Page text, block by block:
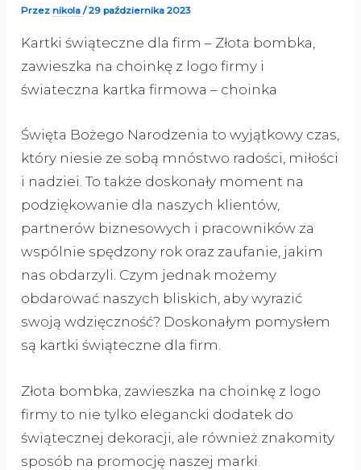
Przeznikola/29 października 2023
Kartki świąteczne dla firm – Złota bombka,
zawieszka na choinkę z logo firmy i
świateczna kartka firmowa – choinka
Święta Bożego Narodzenia to wyjątkowy czas,
który niesie ze sobą mnóstwo radości, miłości
i nadziei. To także doskonały moment na
podziękowanie dla naszych klientów,
partnerów biznesowych i pracowników za
wspólnie spędzony rok oraz zaufanie, jakim
nas obdarzyli. Czym jednak możemy
obdarować naszych bliskich, aby wyrazić
swoją wdzięczność? Doskonałym pomysłem
są kartki świąteczne dla firm.
Złota bombka, zawieszka na choinkę z logo
firmy to nie tylko elegancki dodatek do
świątecznej dekoracji, ale również znakomity
sposób na promocję naszej marki.